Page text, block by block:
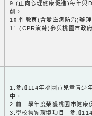
9.(正向心理健康促進)每年與
劇。
10.性教育(含愛滋病防治)辦
11.(CPR演練)參與桃園市政
1.參加114年桃園市兒童青少
中。
2.前一學年度榮獲桃園市健康
3.學校物質環境項目--參加